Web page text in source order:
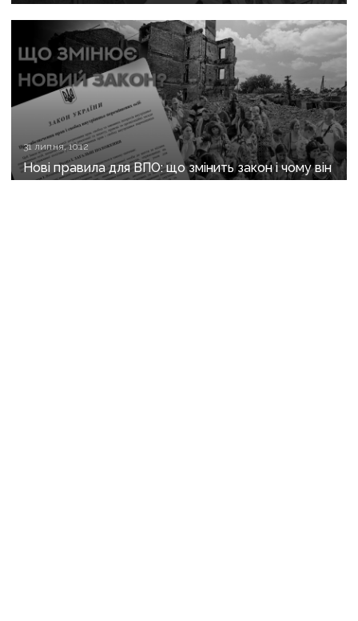
31 липня, 10:12
Нові правила для ВПО: що змінить закон і чому він